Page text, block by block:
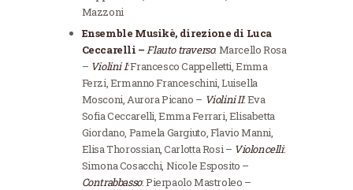
Mazzoni
Ensemble Musikè, direzione di Luca
Ceccarelli –Flauto traverso: Marcello Rosa
– Violini I:Francesco Cappelletti, Emma
Ferzi, Ermanno Franceschini, Luisella
Mosconi, Aurora Picano – Violini II: Eva
Sofia Ceccarelli, Emma Ferrari, Elisabetta
Giordano, Pamela Gargiuto, Flavio Manni,
Elisa Thorossian, Carlotta Rosi – Violoncelli:
Simona Cosacchi, Nicole Esposito –
Contrabbasso: Pierpaolo Mastroleo –